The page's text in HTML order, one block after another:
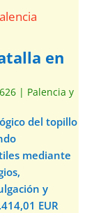
en
| Palencia y
del topillo
mediante
y
EUR